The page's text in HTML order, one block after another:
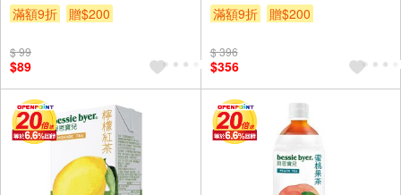
滿額9折
贈$200
$ 99
$89
滿額9折
贈$200
$ 396
$356